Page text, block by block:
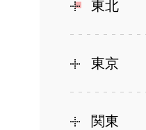
東北
東京
関東